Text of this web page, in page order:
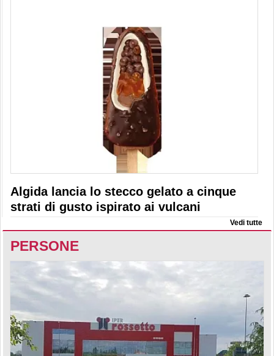
Algida lancia lo stecco gelato a cinque
strati di gusto ispirato ai vulcani
Vedi tutte
PERSONE